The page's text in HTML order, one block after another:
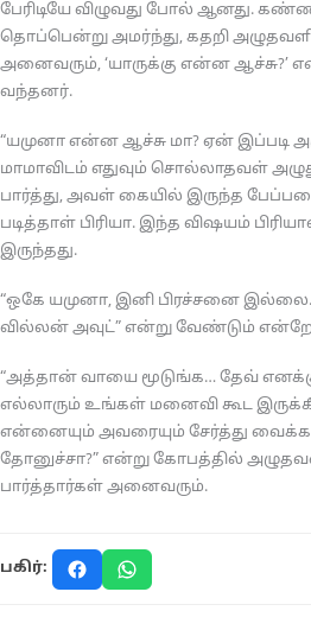
பேரிடியே விழுவது போல் ஆனது.
தொப்பென்று அமர்ந்து, கதறி
அனைவரும், ‘யாருக்கு என்ன ஆச்சு?’
வந்தனர்.
“யமுனா என்ன ஆச்சு மா? ஏன் இப்படி
மாமாவிடம் எதுவும் சொல்லாதவள்
பார்த்து, அவள் கையில் இருந்த
படித்தாள் பிரியா. இந்த விஷயம்
இருந்தது.
“ஒகே யமுனா, இனி பிரச்சனை
வில்லன் அவுட்” என்று வேண்டும்
“அத்தான் வாயை மூடுங்க… தேவ்
எல்லாரும் உங்கள் மனைவி கூட
என்னையும் அவரையும் சேர்த்து
தோனுச்சா?” என்று கோபத்தில்
பார்த்தார்கள் அனைவரும்.
பகிர்: